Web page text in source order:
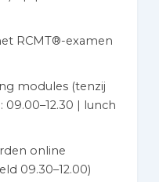
RCMT®-examen
modules (tenzij
09.00–12.30 | lunch
online
09.30–12.00)